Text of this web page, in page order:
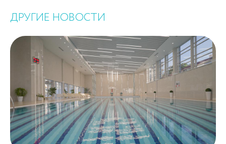
ДРУГИЕ НОВОСТИ